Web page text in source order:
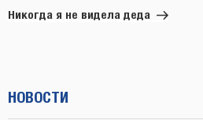
запись
Никогда я не видела деда
НОВОСТИ